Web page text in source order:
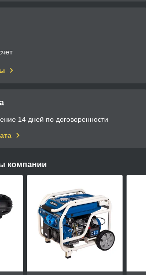
14 дней по договоренности
компании